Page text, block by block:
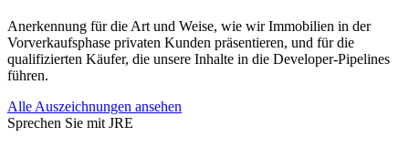
Anerkennung für die Art und Weise, wie wir Immobilien in der
Vorverkaufsphase privaten Kunden präsentieren, und für die
qualifizierten Käufer, die unsere Inhalte in die Developer-Pipelines
führen.
Alle Auszeichnungen ansehen
Sprechen Sie mit JRE